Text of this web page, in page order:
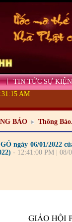
TIN TỨC SỰ KIỆN
AM
BÁO Thông
ngày 06/01/2022
- 12:41:00 PM | 08/